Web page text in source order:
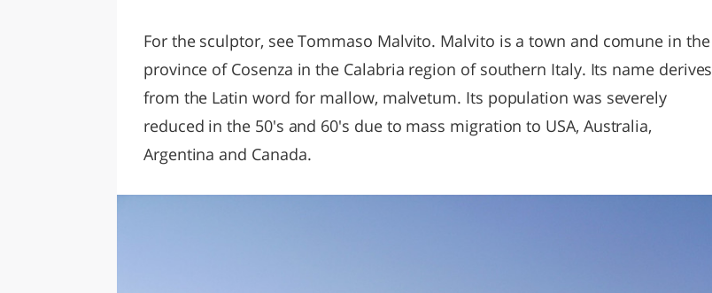
For the sculptor, see Tommaso Malvito. Malvito is a town and comune in the
province of Cosenza in the Calabria region of southern Italy. Its name derives
from the Latin word for mallow, malvetum. Its population was severely
reduced in the 50's and 60's due to mass migration to USA, Australia,
Argentina and Canada.